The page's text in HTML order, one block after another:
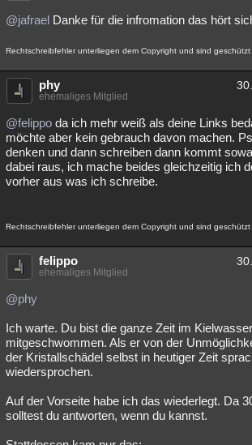
@jafrael Danke für die infromation das hört
Rechtschreibfehler unterliegen dem Copyright und sind geschützt
phy
ehemaliges Mitglied
@felippo da ich mehr weiß als deine Links
möchte aber kein gebrauch davon machen.
denken und dann schreiben dann kommt
dabei raus, ich mache beides gleichzeitig ich
vorher aus was ich schreibe.
Rechtschreibfehler unterliegen dem Copyright und sind geschützt
felippo
ehemaliges Mitglied
@phy
Ich warte. Du bist die ganze Zeit im
mitgeschwommen. Als er von der
der Kristallschädel selbst in heutiger Zeit
wiedersprochen.
Auf der Vorseite habe ich das wiederlegt. Da
solltest du antworten, wenn du kannst.